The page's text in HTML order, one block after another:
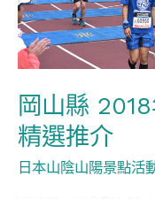
岡山縣
精選推介
日本山陰山陽景點活
晴
天
之
國
秋
日
活